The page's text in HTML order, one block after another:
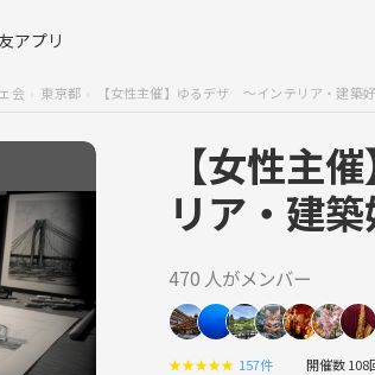
アプリ
会 東京都 【女性主催】ゆるデザ 〜インテリア・建築
【女性主
リア・建
470 人がメンバー
★★★★★ 157件 開催数